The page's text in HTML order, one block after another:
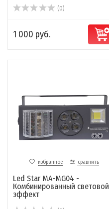
(0)
1 000 руб.
избранное сравнить
Led Star MA-MG04 -
Комбинированный световой
эффект